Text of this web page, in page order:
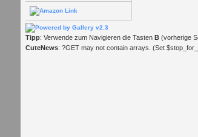
Tipp: Verwende zum Navigieren die Tasten B(vorherige
CuteNews: ?GET may not contain arrays. (Set